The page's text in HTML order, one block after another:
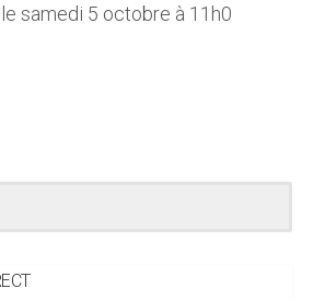
samedi 5 octobre à 11h0